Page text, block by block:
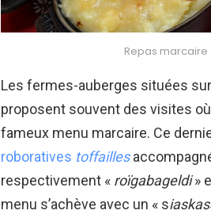
Repas marcaire
Les fermes-auberges situées
proposent souvent des visites où
fameux menu marcaire. Ce
roboratives toffailles
respectivement « roïgabageldi»
menu s’achève avec un « s